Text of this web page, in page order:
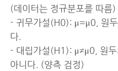
(데이터는 정규분포를 따름)
- 귀무가설(H0): μ=μ0, 원
다.
- 대립가설(H1): μ≠μ0, 원
아니다. (양측 검정)